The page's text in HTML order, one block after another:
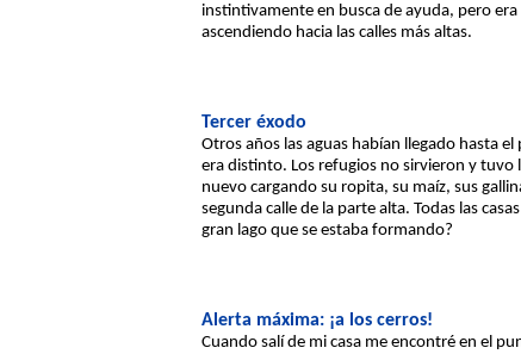
instintivamente en busca de ayuda, pero
ascendiendo hacia las calles más altas.
Tercer éxodo
Otros años las aguas habían llegado hasta
era distinto. Los refugios no sirvieron y tuvo
nuevo cargando su ropita, su maíz, sus
segunda calle de la parte alta. Todas las
gran lago que se estaba formando?
Alerta máxima: ¡a los cerros!
Cuando salí de mi casa me encontré en el